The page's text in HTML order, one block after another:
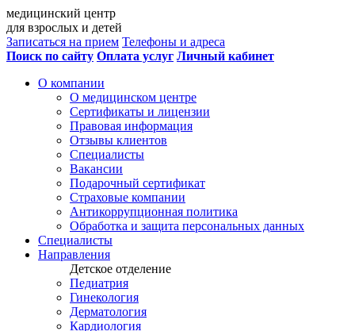
медицинский центр
для взрослых и детей
Записаться на прием Телефоны и адреса
Поиск по сайту Оплата услуг Личный кабинет
О компании
О медицинском центре
Сертификаты и лицензии
Правовая информация
Отзывы клиентов
Специалисты
Вакансии
Подарочный сертификат
Страховые компании
Антикоррупционная политика
Обработка и защита персональных данных
Специалисты
Направления
Детское отделение
Педиатрия
Гинекология
Дерматология
Кардиология